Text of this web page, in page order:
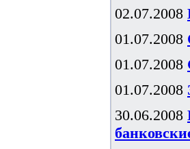
02.07.2008
01.07.2008
01.07.2008
01.07.2008
30.06.2008